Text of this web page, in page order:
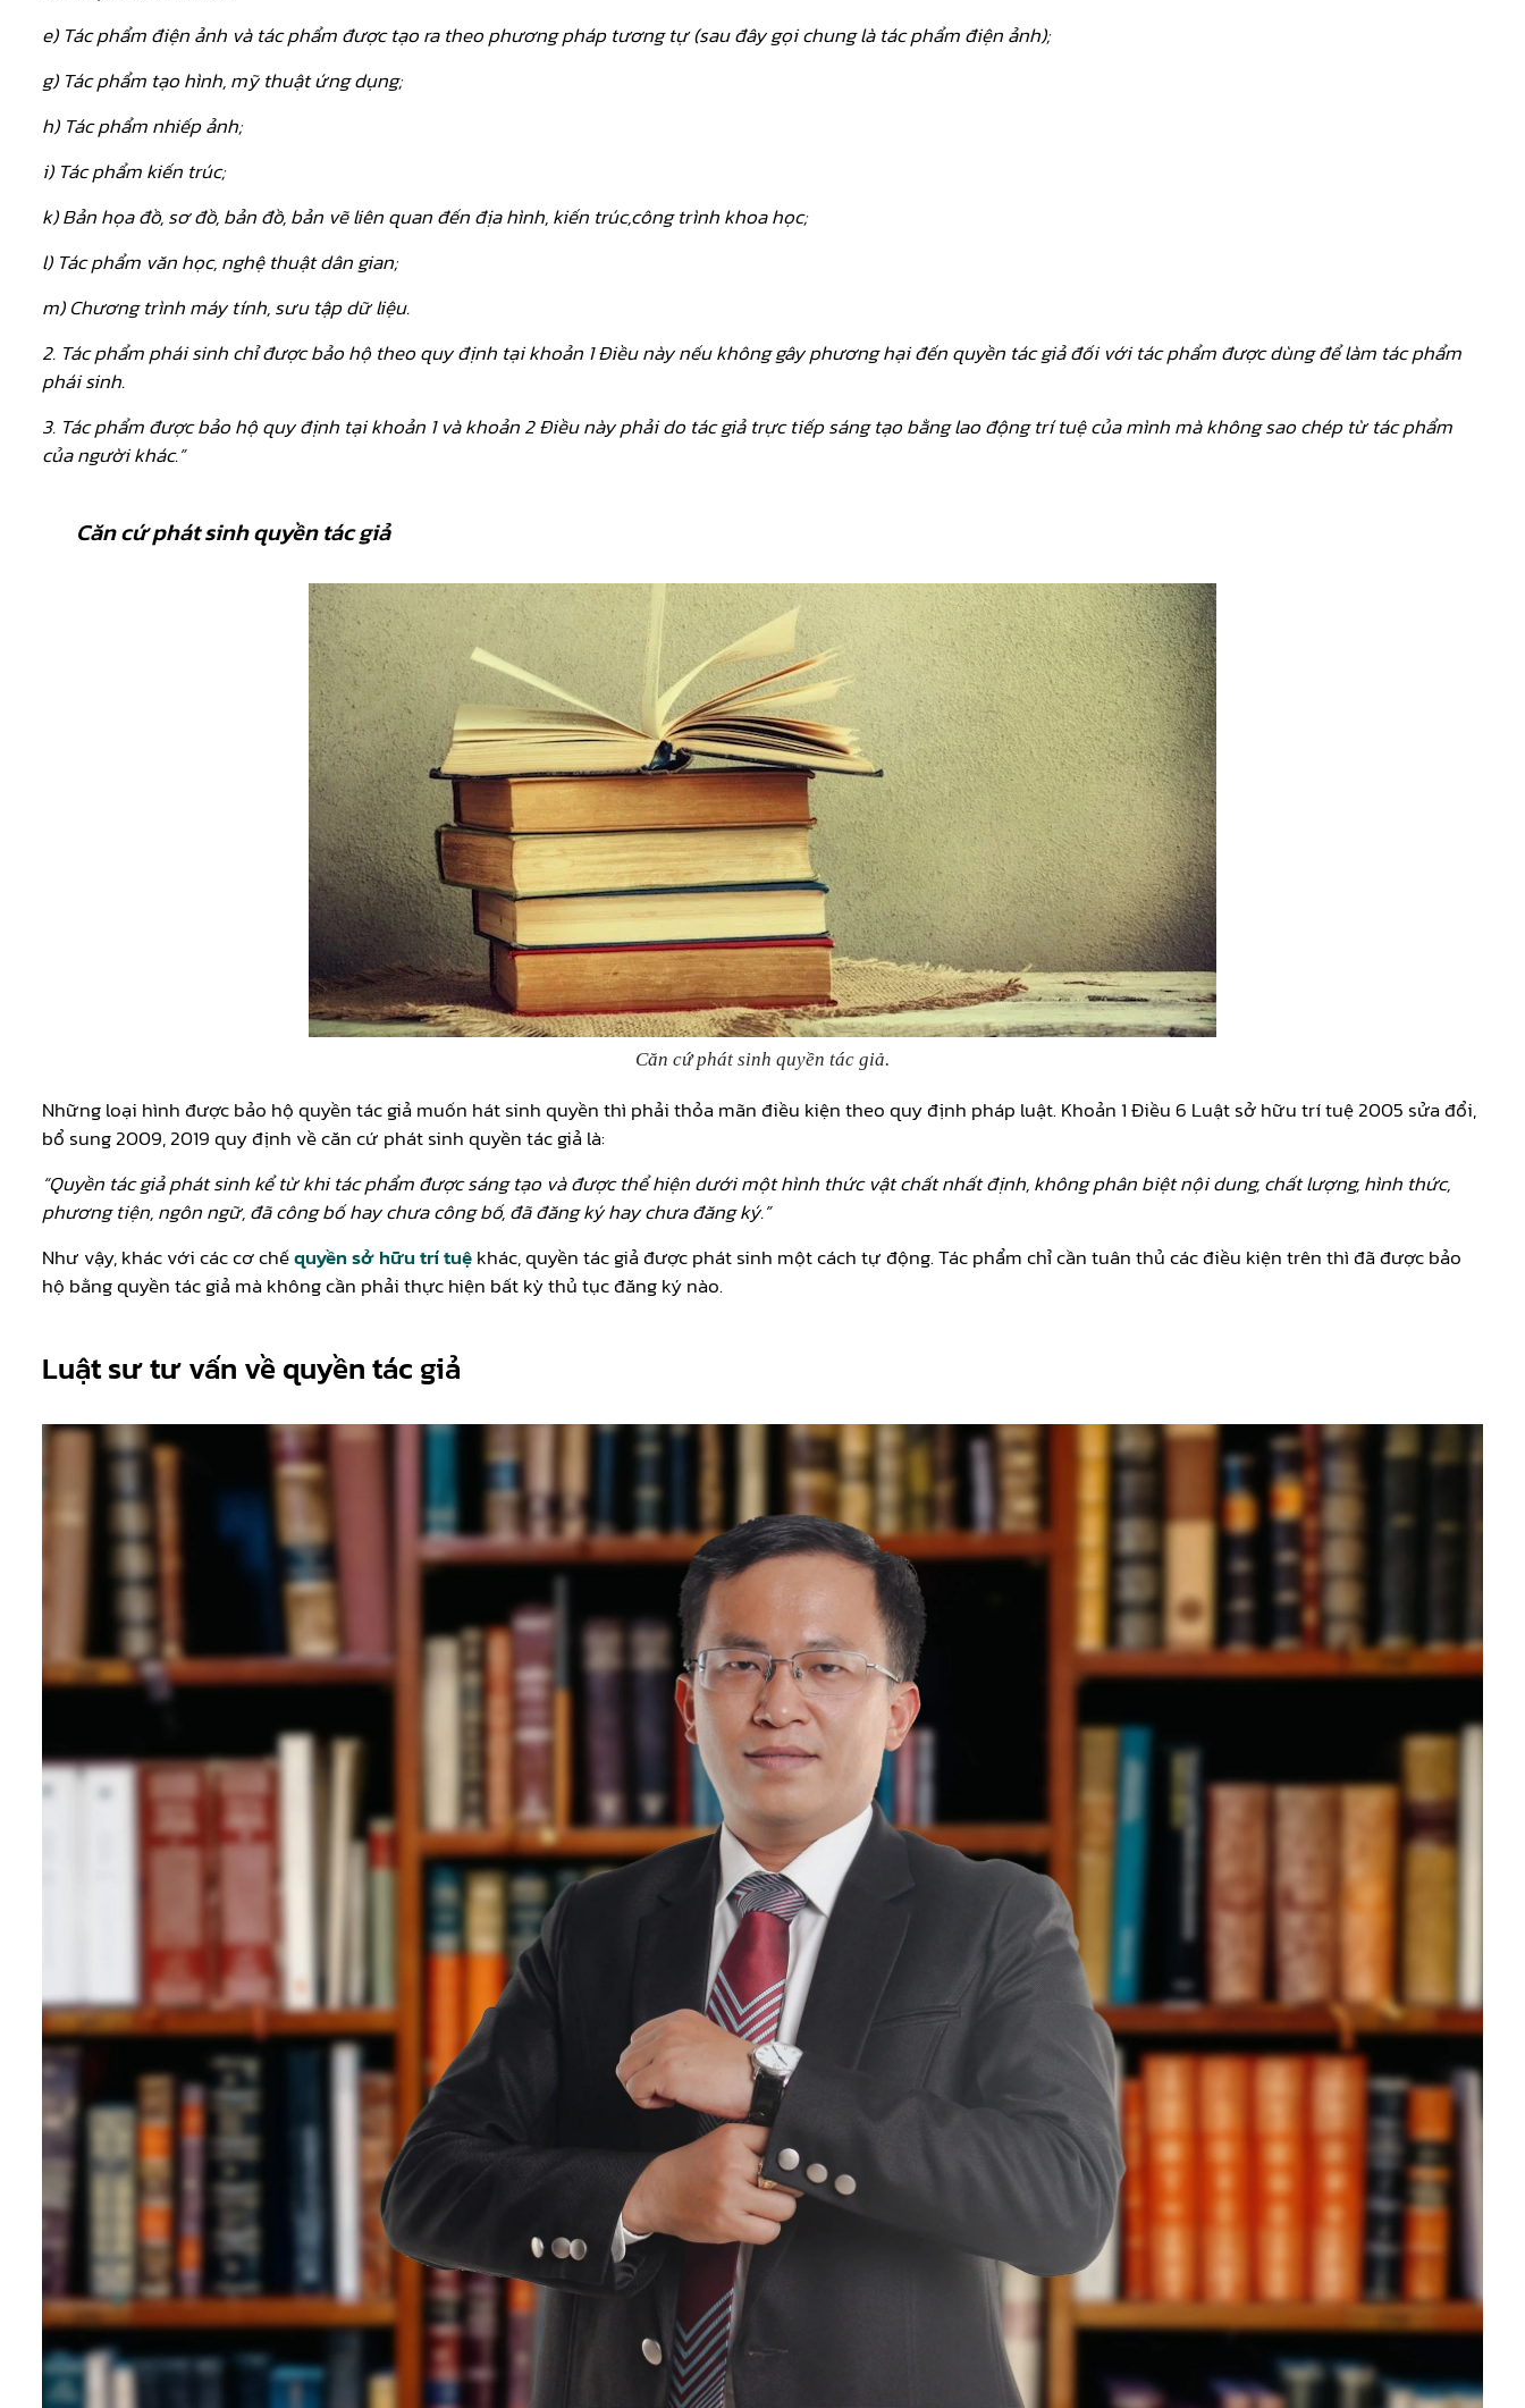
e) Tác phẩm điện ảnh và tác phẩm được tạo ra theo phương pháp tương tự (sau đây gọi chung là tác phẩm điện ảnh);
g) Tác phẩm tạo hình, mỹ thuật ứng dụng;
h) Tác phẩm nhiếp ảnh;
i) Tác phẩm kiến trúc;
k) Bản họa đồ, sơ đồ, bản đồ, bản vẽ liên quan đến địa hình, kiến trúc,công trình khoa học;
l) Tác phẩm văn học, nghệ thuật dân gian;
m) Chương trình máy tính, sưu tập dữ liệu.
2. Tác phẩm phái sinh chỉ được bảo hộ theo quy định tại khoản 1 Điều này nếu không gây phương hại đến quyền tác giả đối với tác phẩm được dùng để làm tác phẩm
phái sinh.
3. Tác phẩm được bảo hộ quy định tại khoản 1 và khoản 2 Điều này phải do tác giả trực tiếp sáng tạo bằng lao động trí tuệ của mình mà không sao chép từ tác phẩm
của người khác.”
Căn cứ phát sinh quyền tác giả
Căn cứ phát sinh quyền tác giả.
Những loại hình được bảo hộ quyền tác giả muốn hát sinh quyền thì phải thỏa mãn điều kiện theo quy định pháp luật. Khoản 1 Điều 6 Luật sở hữu trí tuệ 2005 sửa đổi,
bổ sung 2009, 2019 quy định về căn cứ phát sinh quyền tác giả là:
“Quyền tác giả phát sinh kể từ khi tác phẩm được sáng tạo và được thể hiện d­ưới một hình thức vật chất nhất định, không phân biệt nội dung, chất lượng, hình thức,
phương tiện, ngôn ngữ, đã công bố hay ch­ưa công bố, đã đăng ký hay ch­ưa đăng ký.”
Như vậy, khác với các cơ chếquyền sở hữu trí tuệkhác, quyền tác giả được phát sinh một cách tự động. Tác phẩm chỉ cần tuân thủ các điều kiện trên thì đã được bảo
hộ bằng quyền tác giả mà không cần phải thực hiện bất kỳ thủ tục đăng ký nào.
Luật sư tư vấn về quyền tác giả